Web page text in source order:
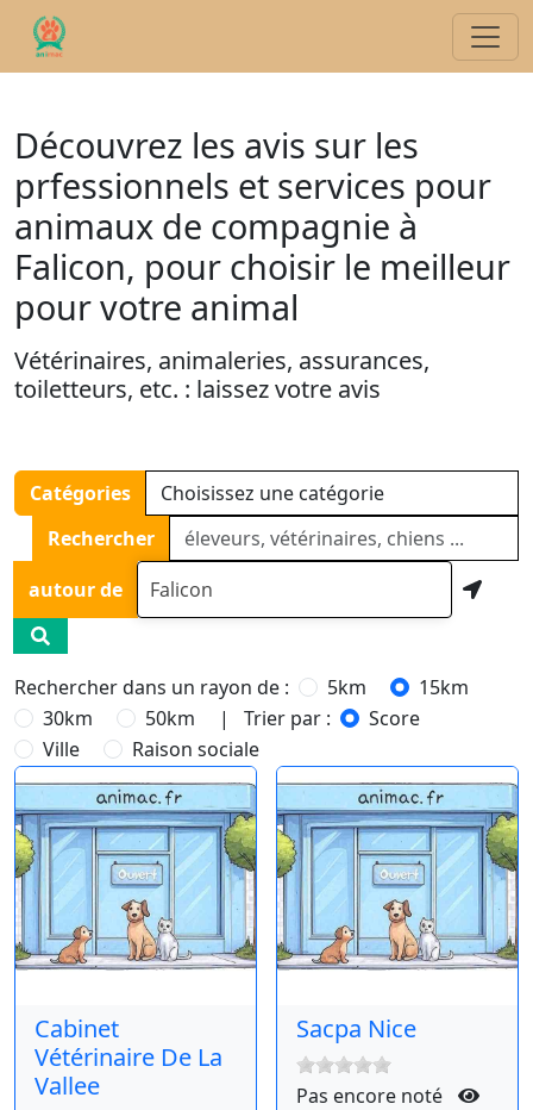
Découvrez les avis sur les
prfessionnels et services pour
animaux de compagnie à
Falicon, pour choisir le meilleur
pour votre animal
Vétérinaires, animaleries, assurances,
toiletteurs, etc. : laissez votre avis
Catégories
Rechercher
autour de
Rechercher dans un rayon de : 5km
15km
30km
50km | Trier par :
Score
Ville
Raison sociale
Cabinet
Vétérinaire De La
Vallee
Sacpa Nice
Pas encore noté